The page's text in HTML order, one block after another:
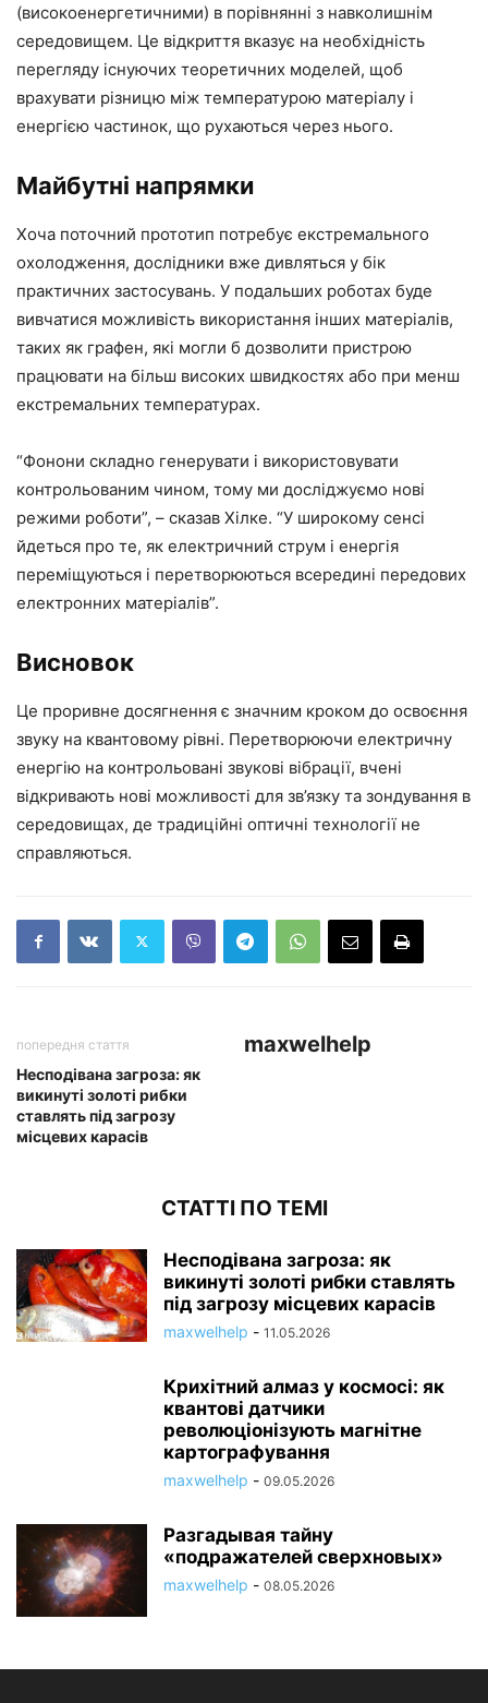
(високоенергетичними) в порівнянні з навколишнім
середовищем. Це відкриття вказує на необхідність
перегляду існуючих теоретичних моделей, щоб
врахувати різницю між температурою матеріалу і
енергією частинок, що рухаються через нього.
Майбутні напрямки
Хоча поточний прототип потребує екстремального
охолодження, дослідники вже дивляться у бік
практичних застосувань. У подальших роботах буде
вивчатися можливість використання інших матеріалів,
таких як графен, які могли б дозволити пристрою
працювати на більш високих швидкостях або при менш
екстремальних температурах.
“Фонони складно генерувати і використовувати
контрольованим чином, тому ми досліджуємо нові
режими роботи”, – сказав Хілке. “У широкому сенсі
йдеться про те, як електричний струм і енергія
переміщуються і перетворюються всередині передових
електронних матеріалів”.
Висновок
Це проривне досягнення є значним кроком до освоєння
звуку на квантовому рівні. Перетворюючи електричну
енергію на контрольовані звукові вібрації, вчені
відкривають нові можливості для зв’язку та зондування в
середовищах, де традиційні оптичні технології не
справляються.
попередня стаття
Несподівана загроза: як
викинуті золоті рибки
ставлять під загрозу
місцевих карасів
maxwelhelp
СТАТТІ ПО ТЕМІ
Несподівана загроза: як
викинуті золоті рибки ставлять
під загрозу місцевих карасів
maxwelhelp - 11.05.2026
Крихітний алмаз у космосі: як
квантові датчики
революціонізують магнітне
картографування
maxwelhelp - 09.05.2026
Разгадывая тайну
«подражателей сверхновых»
maxwelhelp - 08.05.2026